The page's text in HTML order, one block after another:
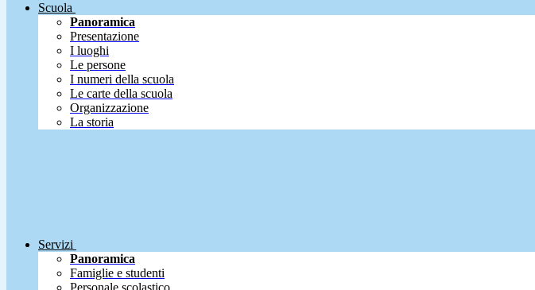
Scuola
Panoramica
Presentazione
I luoghi
Le persone
I numeri della scuola
Le carte della scuola
Organizzazione
La storia
Servizi
Panoramica
Famiglie e studenti